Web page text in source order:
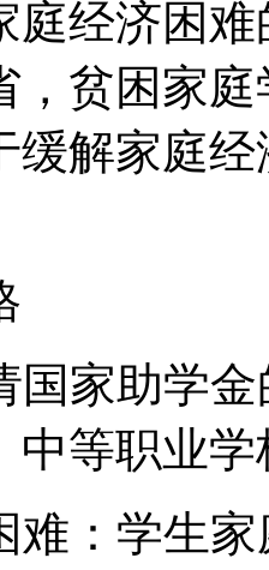
庭经济困
，贫困家
缓解家庭
国家助学
中等职业
难：学生